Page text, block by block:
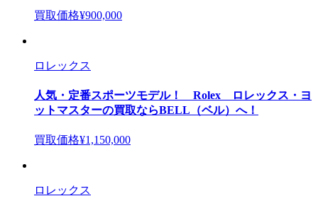
買取価格¥900,000
ロレックス
人気・定番スポーツモデル！ Rolex ロレックス・ヨ
ットマスターの買取ならBELL（ベル）へ！
買取価格¥1,150,000
ロレックス